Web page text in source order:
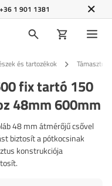
+36 1 901 1381
és tartozékok
fix tartó 150
48mm 600mm
48 mm átmérőjű csővel
biztosít a pótkocsinak
konstrukciója